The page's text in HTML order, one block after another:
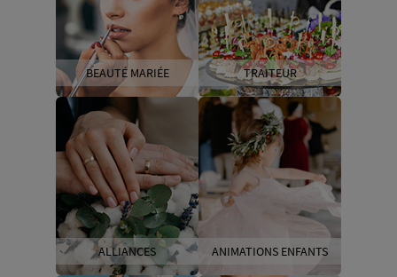
BEAUTÉ MARIÉE TRAITEUR
ALLIANCES ANIMATIONS ENFANTS